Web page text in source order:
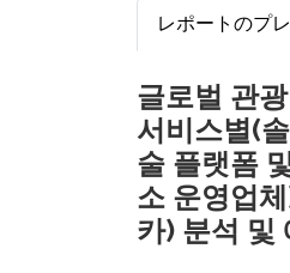
レポートのプ
글로벌 관
서비스별(
술 플랫폼
소 운영업
카) 분석 및